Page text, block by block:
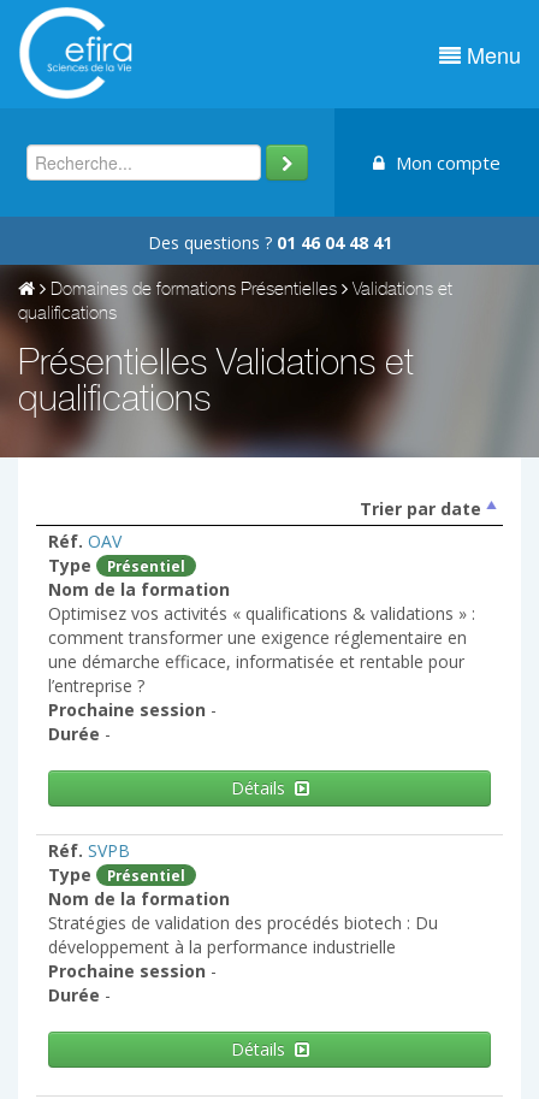
Menu
Mon compte
Des questions ? 01 46 04 48 41
Domaines de formations Présentielles
Validations et
qualifications
Présentielles Validations et
qualifications
Trier par date
Réf. OAV
Type
Présentiel
Nom de la formation
Optimisez vos activités « qualifications & validations » :
comment transformer une exigence réglementaire en
une démarche efficace, informatisée et rentable pour
l’entreprise ?
Prochaine session -
Durée -
Détails
Réf. SVPB
Type
Présentiel
Nom de la formation
Stratégies de validation des procédés biotech : Du
développement à la performance industrielle
Prochaine session -
Durée -
Détails